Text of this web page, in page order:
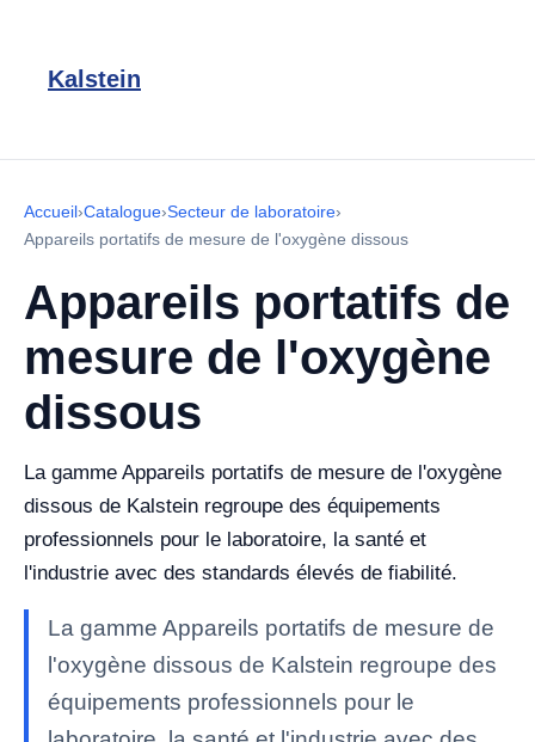
Kalstein
Accueil›Catalogue›Secteur de laboratoire›
Appareils portatifs de mesure de l'oxygène dissous
Appareils portatifs de
mesure de l'oxygène
dissous
La gamme Appareils portatifs de mesure de l'oxygène
dissous de Kalstein regroupe des équipements
professionnels pour le laboratoire, la santé et
l'industrie avec des standards élevés de fiabilité.
La gamme Appareils portatifs de mesure de
l'oxygène dissous de Kalstein regroupe des
équipements professionnels pour le